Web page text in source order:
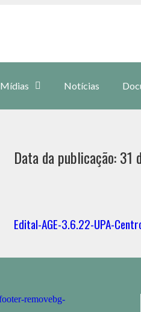
Mídias Notícias
Data da publicação:
Edital-AGE-3.6.22-UPA-